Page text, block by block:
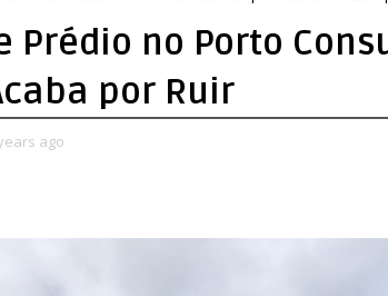
Prédio no Porto
por Ruir
ago